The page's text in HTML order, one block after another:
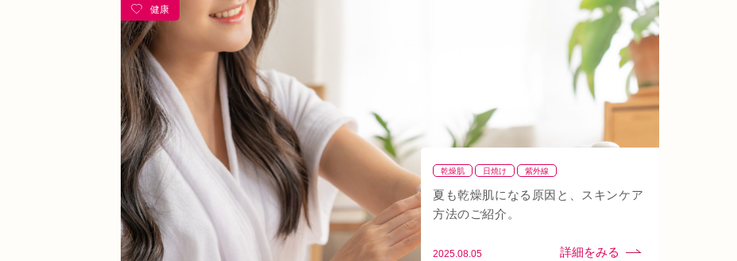
健康
乾燥肌 日焼け 紫外線
夏も乾燥肌になる原因と、スキンケア
方法のご紹介。
2025.08.05